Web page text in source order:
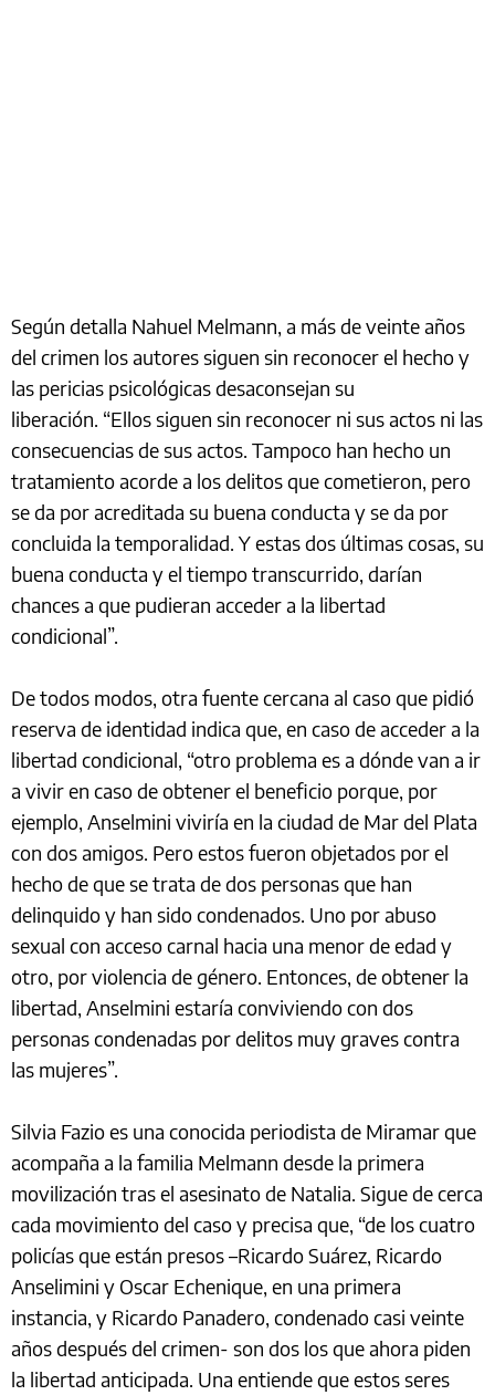
Según detalla Nahuel Melmann, a más de veinte años
del crimen los autores siguen sin reconocer el hecho y
las pericias psicológicas desaconsejan su
liberación. “Ellos siguen sin reconocer ni sus actos ni las
consecuencias de sus actos. Tampoco han hecho un
tratamiento acorde a los delitos que cometieron, pero
se da por acreditada su buena conducta y se da por
concluida la temporalidad. Y estas dos últimas cosas, su
buena conducta y el tiempo transcurrido, darían
chances a que pudieran acceder a la libertad
condicional”.
De todos modos, otra fuente cercana al caso que pidió
reserva de identidad indica que, en caso de acceder a la
libertad condicional, “otro problema es a dónde van a ir
a vivir en caso de obtener el beneficio porque, por
ejemplo, Anselmini viviría en la ciudad de Mar del Plata
con dos amigos. Pero estos fueron objetados por el
hecho de que se trata de dos personas que han
delinquido y han sido condenados. Uno por abuso
sexual con acceso carnal hacia una menor de edad y
otro, por violencia de género. Entonces, de obtener la
libertad, Anselmini estaría conviviendo con dos
personas condenadas por delitos muy graves contra
las mujeres”.
Silvia Fazio es una conocida periodista de Miramar que
acompaña a la familia Melmann desde la primera
movilización tras el asesinato de Natalia. Sigue de cerca
cada movimiento del caso y precisa que, “de los cuatro
policías que están presos –Ricardo Suárez, Ricardo
Anselimini y Oscar Echenique, en una primera
instancia, y Ricardo Panadero, condenado casi veinte
años después del crimen- son dos los que ahora piden
la libertad anticipada. Una entiende que estos seres